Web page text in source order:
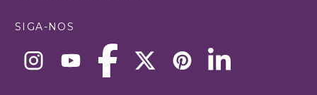
SIGA-NOS